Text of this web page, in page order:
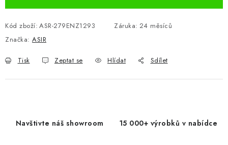
Kód zboží: ASR-279ENZ1293 Záruka: 24 měsíců
Značka: ASIR
Tisk Zeptat se Hlídat Sdílet
Navštivte náš showroom 15 000+ výrobků v nabídce